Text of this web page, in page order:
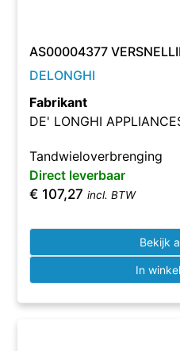
AS00004377
DELONGHI
Fabrikant
DE' LONGHI
Tandwieloverbrenging
Direct leverbaar
€ 107,27 incl. BTW
Bekijk
In